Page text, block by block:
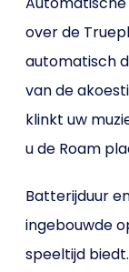
over de
automatisch
van de
klinkt uw
u de Roam
Batterijduur
ingebouwde
speeltijd